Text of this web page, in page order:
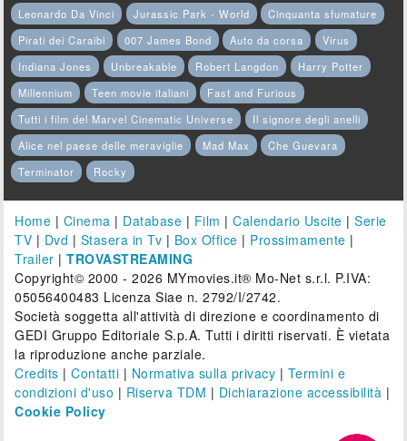
Leonardo Da Vinci
Jurassic Park - World
Cinquanta sfumature
Pirati dei Caraibi
007 James Bond Auto da corsa
Virus
Indiana Jones
Unbreakable Robert Langdon
Harry Potter
Millennium
Teen movie italiani
Fast and Furious
Tutti i film del Marvel Cinematic Universe
Il signore degli anelli
Alice nel paese delle meraviglie
Mad Max
Che Guevara
Terminator
Rocky
Home | Cinema | Database | Film |Calendario Uscite |Serie
TV | Dvd | Stasera in Tv | Box Office | Prossimamente |
Trailer |TROVASTREAMING
Copyright© 2000 - 2026 MYmovies.it® Mo-Net s.r.l. P.IVA:
05056400483 Licenza Siae n. 2792/I/2742.
Società soggetta all'attività di direzione e coordinamento di
GEDI Gruppo Editoriale S.p.A. Tutti i diritti riservati. È vietata
la riproduzione anche parziale.
Credits |Contatti | Normativa sulla privacy | Termini e
condizioni d'uso | Riserva TDM | Dichiarazione accessibilità |
Cookie Policy